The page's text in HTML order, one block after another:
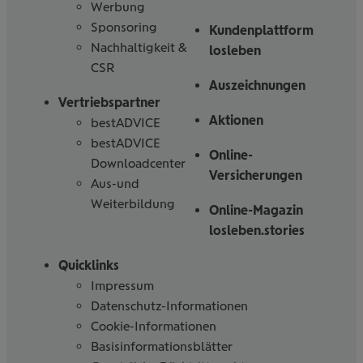
Werbung
Sponsoring
Nachhaltigkeit &
CSR
Vertriebspartner
bestADVICE
bestADVICE
Downloadcenter
Aus-und
Weiterbildung
Kundenplattform
losleben
Auszeichnungen
Aktionen
Online-
Versicherungen
Online-Magazin
losleben.stories
Quicklinks
Impressum
Datenschutz-Informationen
Cookie-Informationen
Basisinformationsblätter